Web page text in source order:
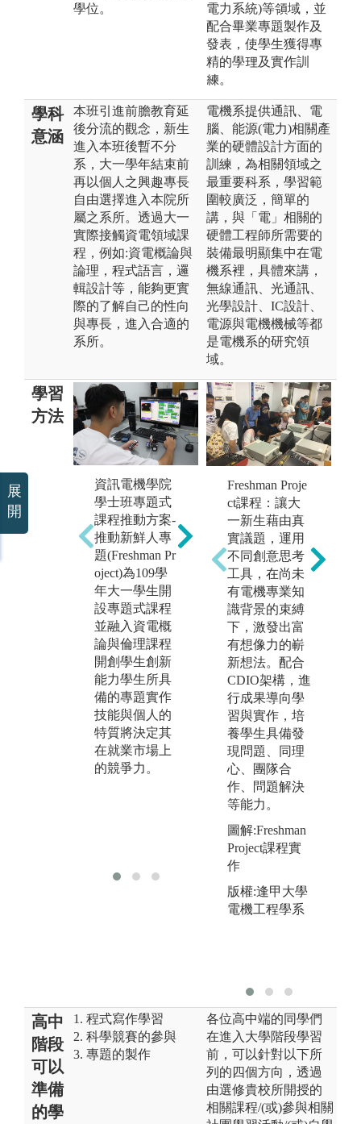
學位。
電力系統)等領域，並
配合畢業專題製作及
發表，使學生獲得專
精的學理及實作訓
練。
學科
意涵
本班引進前膽教育延
後分流的觀念，新生
進入本班後暫不分
系，大一學年結束前
再以個人之興趣專長
自由選擇進入本院所
屬之系所。透過大一
實際接觸資電領域課
程，例如:資電概論與
論理，程式語言，邏
輯設計等，能夠更實
際的了解自己的性向
與專長，進入合適的
系所。
電機系提供通訊、電
腦、能源(電力)相關產
業的硬體設計方面的
訓練，為相關領域之
最重要科系，學習範
圍較廣泛，簡單的
講，與「電」相關的
硬體工程師所需要的
裝備最明顯集中在電
機系裡，具體來講，
無線通訊、光通訊、
光學設計、IC設計、
電源與電機機械等都
是電機系的研究領
域。
學習
方法
資訊電機學院
學士班專題式
課程推動方案-
推動新鮮人專
題(Freshman Pr
oject)為109學
年大一學生開
設專題式課程
並融入資電概
論與倫理課程
開創學生創新
能力學生所具
備的專題實作
技能與個人的
特質將決定其
在就業市場上
的競爭力。
1.培養學生可
依照老師的專
業領域來選擇
與自身興趣相
同的專題指導
老師。
2.藉由此專題
研究來探討更
深入的專業領
域，也可以使
用所學習之實
驗技能，並加
以融入在此專
題研究中。
3.透過學生與
老師、同學間
的相互討論，
藉此訓練學生
的溝通表達與
分工、團隊合
作的能力。
Freshman Proje
ct課程：讓大
一新生藉由真
實議題，運用
不同創意思考
工具，在尚未
有電機專業知
識背景的束縛
下，激發出富
有想像力的嶄
新想法。配合
CDIO架構，進
行成果導向學
習與實作，培
養學生具備發
現問題、同理
心、團隊合
作、問題解決
等能力。
圖解:Freshman
Project課程實
作
版權:逢甲大學
電機工程學系
高中
階段
可以
準備
的學
1. 程式寫作學習
2. 科學競賽的參與
3. 專題的製作
各位高中端的同學們
在進入大學階段學習
前，可以針對以下所
列的四個方向，透過
由選修貴校所開授的
相關課程/(或)參與相關
展
開